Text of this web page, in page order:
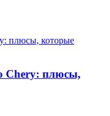
Chery: плюсы,